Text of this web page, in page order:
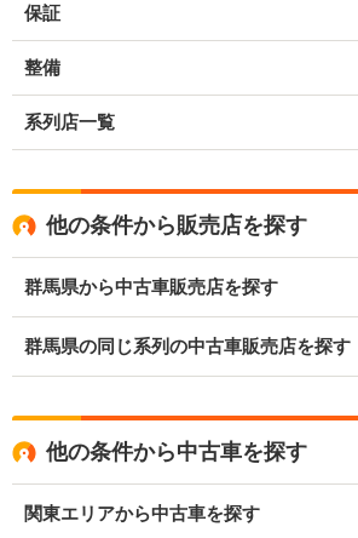
保証
整備
系列店一覧
他の条件から販売店を探す
群馬県から中古車販売店を探す
群馬県の同じ系列の中古車販売店を探す
他の条件から中古車を探す
関東エリアから中古車を探す